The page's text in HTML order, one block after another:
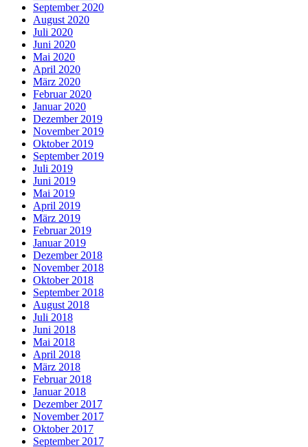
September 2020
August 2020
Juli 2020
Juni 2020
Mai 2020
April 2020
März 2020
Februar 2020
Januar 2020
Dezember 2019
November 2019
Oktober 2019
September 2019
Juli 2019
Juni 2019
Mai 2019
April 2019
März 2019
Februar 2019
Januar 2019
Dezember 2018
November 2018
Oktober 2018
September 2018
August 2018
Juli 2018
Juni 2018
Mai 2018
April 2018
März 2018
Februar 2018
Januar 2018
Dezember 2017
November 2017
Oktober 2017
September 2017